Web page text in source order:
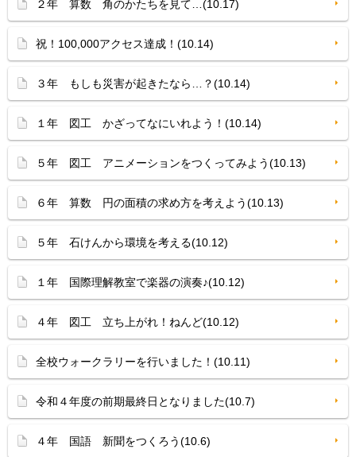
２年 算数 角のかたちを見て…(10.17)
祝！100,000アクセス達成！(10.14)
３年 もしも災害が起きたなら…？(10.14)
１年 図工 かざってなにいれよう！(10.14)
５年 図工 アニメーションをつくってみよう(10.13)
６年 算数 円の面積の求め方を考えよう(10.13)
５年 石けんから環境を考える(10.12)
１年 国際理解教室で楽器の演奏♪(10.12)
４年 図工 立ち上がれ！ねんど(10.12)
全校ウォークラリーを行いました！(10.11)
令和４年度の前期最終日となりました(10.7)
４年 国語 新聞をつくろう(10.6)